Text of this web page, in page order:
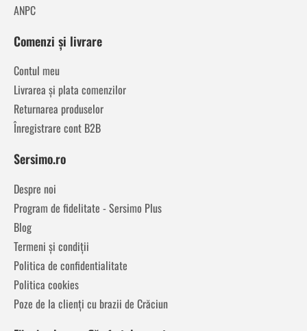
ANPC
Comenzi și livrare
Contul meu
Livrarea și plata comenzilor
Returnarea produselor
Înregistrare cont B2B
Sersimo.ro
Despre noi
Program de fidelitate - Sersimo Plus
Blog
Termeni și condiții
Politica de confidentialitate
Politica cookies
Poze de la clienți cu brazii de Crăciun